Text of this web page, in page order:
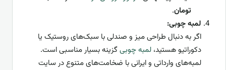
تومان.
لمبه چوبی:
اگر به دنبال طراحی میز و صندلی با سبک‌های روستیک یا
دکوراتیو هستید، لمبه چوبیگزینه بسیار مناسبی است.
لمبه‌های وارداتی و ایرانی با ضخامت‌های متنوع در سایت